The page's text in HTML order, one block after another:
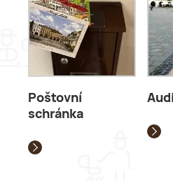
Poštovní
schránka